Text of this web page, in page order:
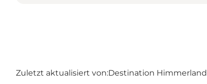
Zuletzt aktualisiert von:Destination Himmerland